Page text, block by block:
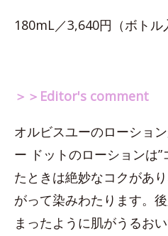
180mL／3,640円（ボトル
＞＞Editor's comment
オルビスユーのローショ
ー ドットのローションは”
たときは絶妙なコクがあ
がって染みわたります。
まったように肌がうるお